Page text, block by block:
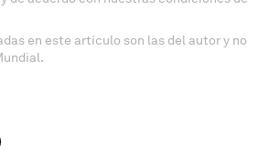
en este artículo son las del autor y no